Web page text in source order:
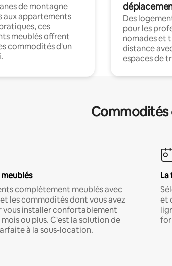
de montagne
aux appartements
ces
meublés offrent
commodités d'un
Des
pour les
nomades et
distance
espaces de
Commodités
complètement meublés avec
les commodités dont vous avez
vous installer confortablement
ou plus. C'est la solution de
à la sous-location.
La
et